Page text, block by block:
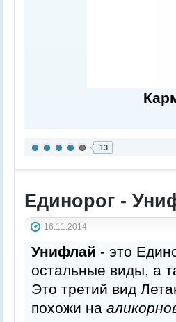
13
Единорог -
16.11.2014
Унифлай - это
остальные виды, а
Это третий вид
похожи на